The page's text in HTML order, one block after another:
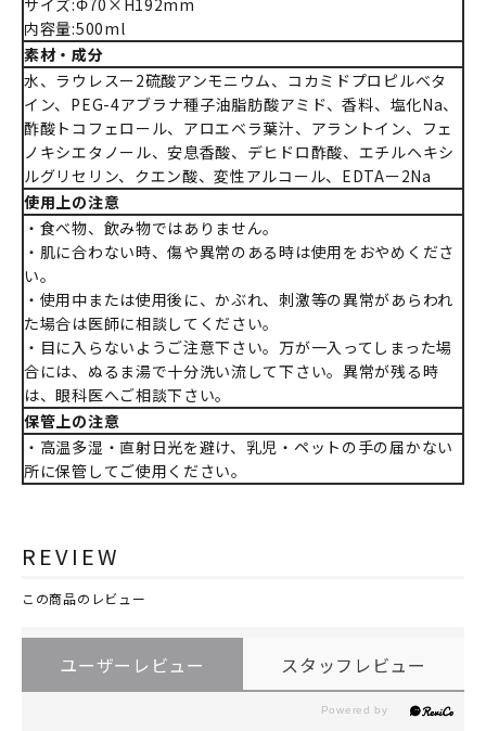
内容量:500ml
素材・成分
水、ラウレスー2硫酸アンモニウム、コカミドプロピルベタ
イン、PEG-4アブラナ種子油脂肪酸アミド、香料、塩化Na、
酢酸トコフェロール、アロエベラ葉汁、アラントイン、フェ
ノキシエタノール、安息香酸、デヒドロ酢酸、エチルヘキシ
ルグリセリン、クエン酸、変性アルコール、EDTAー2Na
使用上の注意
・食べ物、飲み物ではありません。
・肌に合わない時、傷や異常のある時は使用をおやめくださ
い。
・使用中または使用後に、かぶれ、刺激等の異常があらわれ
た場合は医師に相談してください。
・目に入らないようご注意下さい。万が一入ってしまった場
合には、ぬるま湯で十分洗い流して下さい。異常が残る時
は、眼科医へご相談下さい。
保管上の注意
・高温多湿・直射日光を避け、乳児・ペットの手の届かない
所に保管してご使用ください。
REVIEW
この商品のレビュー
ユーザーレビュー スタッフレビュー